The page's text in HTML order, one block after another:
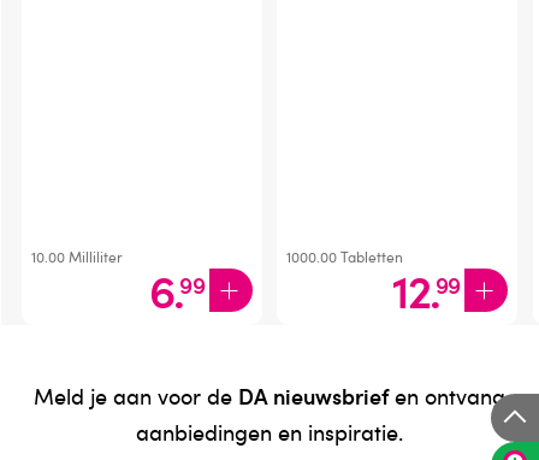
10.00 Milliliter
6.99
1000.00 Tabletten
12.99
Meld je aan voor de DA nieuwsbriefen ontvang
aanbiedingen en inspiratie.